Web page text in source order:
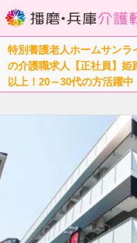
特別養護老人ホームサンラ
の介護職求人【正社員】
以上！20～30代の方活躍中